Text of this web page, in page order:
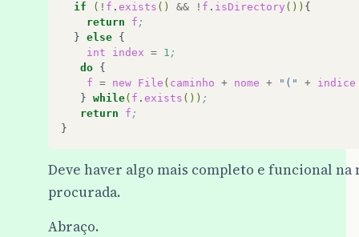
if
( ! f . exists () && ! f . isDirectory ())
return
f ;
} else
int
index = 1 ;
do
f = new File ( caminho + nome + "(" + indice
} while( f . exists ()) ;
return
f ;
Deve haver algo mais completo e funcional na
procurada.
Abraço.